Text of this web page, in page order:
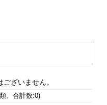
ざいません。
、合計数:0)